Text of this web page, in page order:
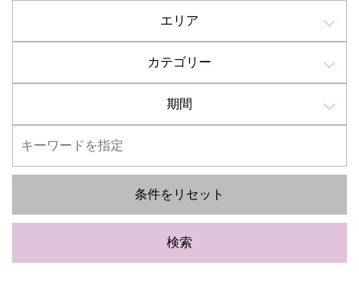
エリア
カテゴリー
期間
条件をリセット
検索